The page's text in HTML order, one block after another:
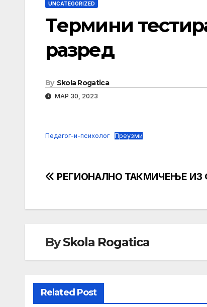
UNCATEGORIZED
Tермини
разред
By Skola Rogatica
МАР 30, 2023
Педагог-и-психолог Преузми
Кретање
РЕГИОНАЛНО ТАКМИЧЕЊЕ ИЗ
BySkola Rogatica
Related Post